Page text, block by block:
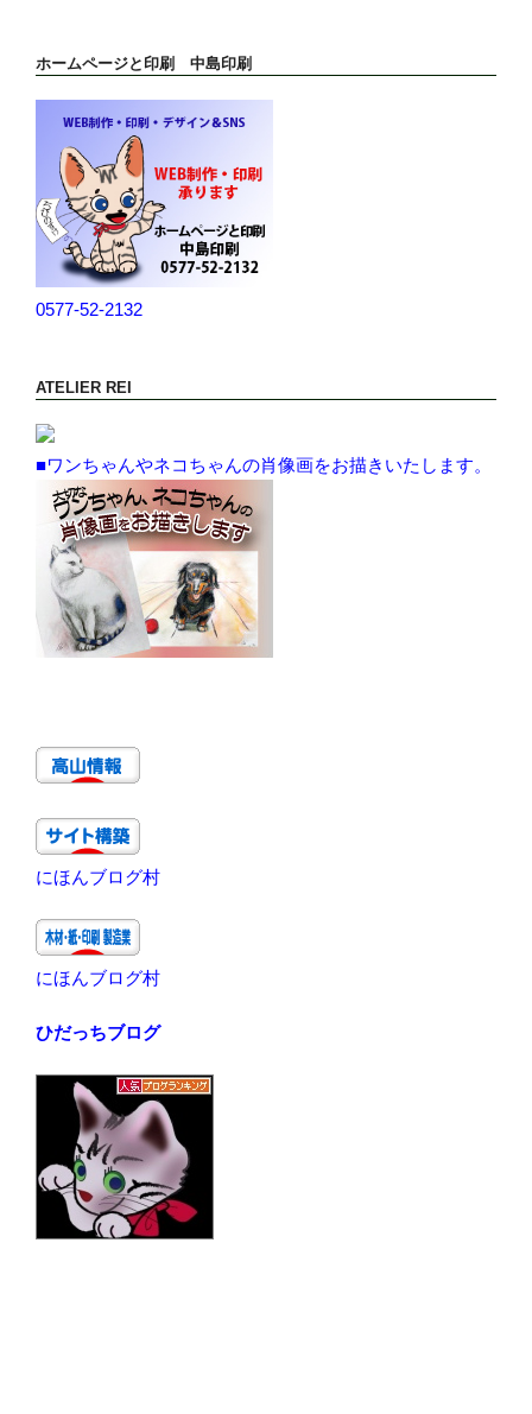
ホームページと印刷 中島印刷
0577-52-2132
ATELIER REI
■ワンちゃんやネコちゃんの肖像画をお描きいたします。
にほんブログ村
にほんブログ村
ひだっちブログ